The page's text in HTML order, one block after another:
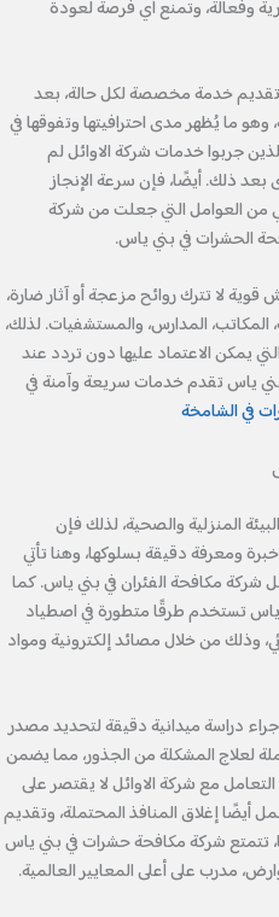
وفعالة، وتمنع أي فرصة لعودة
خدمة مخصصة لكل حالة، بعد
ما يُظهر مدى احترافيتها وتفوقها في
جربوا خدمات شركة الاوائل لم
ذلك. أيضًا، فإن سرعة الإنجاز
من العوامل التي جعلت من شركة
الحشرات في بني ياس.
لا تترك روائح مزعجة أو آثار ضارة،
المكاتب، المدارس، والمستشفيات. لذلك،
يمكن الاعتماد عليها دون تردد عند
ياس تقدم خدمات سريعة وآمنة في
الشامخة
المنزلية والصحية، لذلك فإن
ومعرفة دقيقة بسلوكها، وهنا تأتي
مكافحة الفئران في بني ياس. كما
تستخدم طرقًا متطورة في اصطياد
وذلك من خلال مصائد إلكترونية ومواد
دراسة ميدانية دقيقة لتحديد مصدر
لعلاج المشكلة من الجذور، مما يضمن
مع شركة الاوائل لا يقتصر على
إغلاق المنافذ المحتملة، وتقديم
تتمتع شركة مكافحة حشرات في بني ياس
مدرب على أعلى المعايير العالمية.